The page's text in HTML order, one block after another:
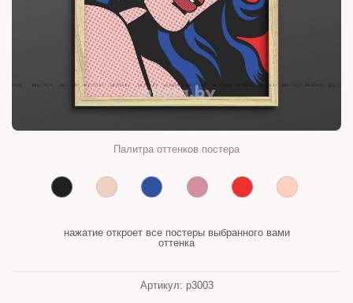
Палитра оттенков постера
нажатие откроет все постеры выбранного вами
оттенка
Артикул: p3003